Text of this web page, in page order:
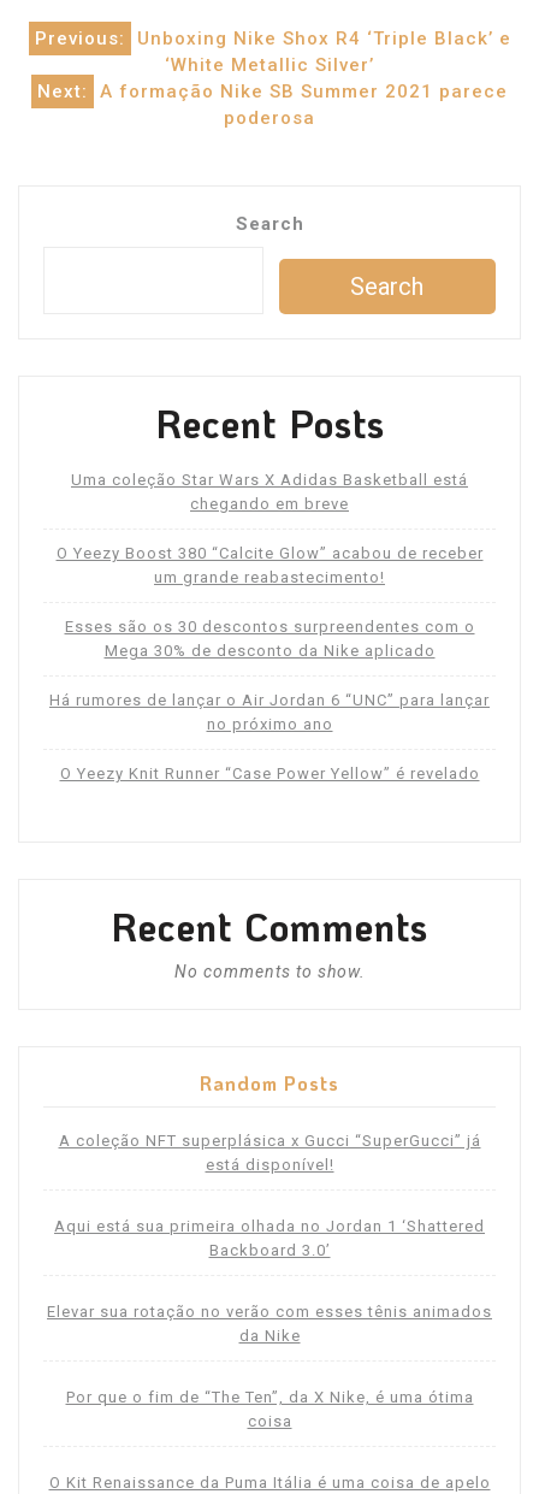
Post
navigation
Previous:
Unboxing Nike Shox R4 ‘Triple Black’ e
‘White Metallic Silver’
Next:
A formação Nike SB Summer 2021 parece
poderosa
Search
Search
Recent Posts
Uma coleção Star Wars X Adidas Basketball está
chegando em breve
O Yeezy Boost 380 “Calcite Glow” acabou de receber
um grande reabastecimento!
Esses são os 30 descontos surpreendentes com o
Mega 30% de desconto da Nike aplicado
Há rumores de lançar o Air Jordan 6 “UNC” para lançar
no próximo ano
O Yeezy Knit Runner “Case Power Yellow” é revelado
Recent Comments
No comments to show.
Random Posts
A coleção NFT superplásica x Gucci “SuperGucci” já
está disponível!
Aqui está sua primeira olhada no Jordan 1 ‘Shattered
Backboard 3.0’
Elevar sua rotação no verão com esses tênis animados
da Nike
Por que o fim de “The Ten”, da X Nike, é uma ótima
coisa
O Kit Renaissance da Puma Itália é uma coisa de apelo